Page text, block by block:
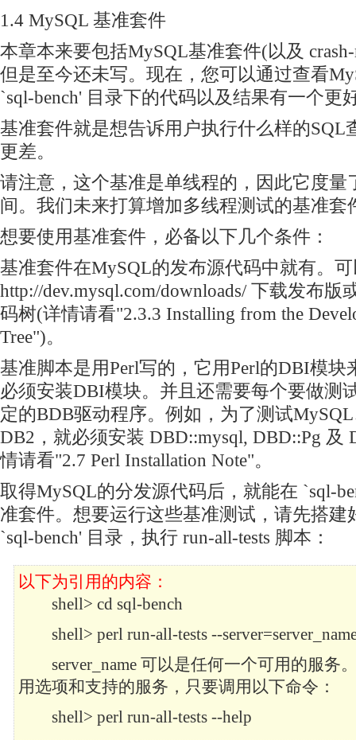
1.4 MySQL 基准套件
本章本来要包括MySQL基准套件(以及
但是至今还未写。现在，您可以通过查看
`sql-bench' 目录下的代码以及结果有一个更
基准套件就是想告诉用户执行什么样的SQL
更差。
请注意，这个基准是单线程的，因此它度量
间。我们未来打算增加多线程测试的基准套
想要使用基准套件，必备以下几个条件：
基准套件在MySQL的发布源代码中就有。
http://dev.mysql.com/downloads/ 下载发布版
码树(详情请看"2.3.3 Installing from the
Tree")。
基准脚本是用Perl写的，它用Perl的DBI模块
必须安装DBI模块。并且还需要每个要做测
定的BDB驱动程序。例如，为了测试MySQL
DB2，就必须安装 DBD::mysql, DBD::Pg 及
情请看"2.7 Perl Installation Note"。
取得MySQL的分发源代码后，就能在 `sql-
准套件。想要运行这些基准测试，请先搭建
`sql-bench' 目录，执行 run-all-tests 脚本：
以下为引用的内容：
shell> cd sql-bench
shell> perl run-all-tests --
server_name 可以是任何一个可用的服务
用选项和支持的服务，只要调用以下命令：
shell> perl run-all-tests --help